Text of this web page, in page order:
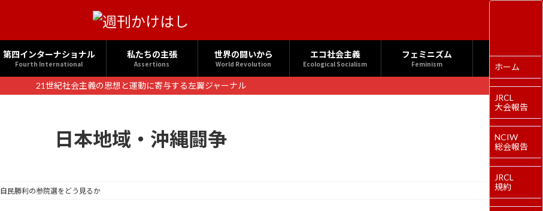
第四インターナショナル
Fourth International
私たちの主張
Assertions
世界の闘いから
World Revolution
エコ社会主義
Ecological Socialism
フェミニズム
Feminism
21世紀社会主義の思想と運動に寄与する左翼ジャーナル
日本地域・沖縄闘争
自民勝利の参院選をどう見るか
ホーム
JRCL
大会報告
NCIW
総会報告
JRCL
規約